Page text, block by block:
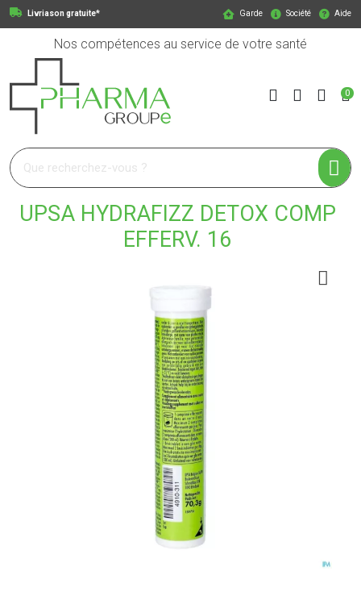
Livriason gratuite* Garde Société Aide
Nos compétences au service de votre santé
Pharmagroupe Votre pharmacie en ligne à votre service
0
UPSA HYDRAFIZZ DETOX COMP
EFFERV. 16